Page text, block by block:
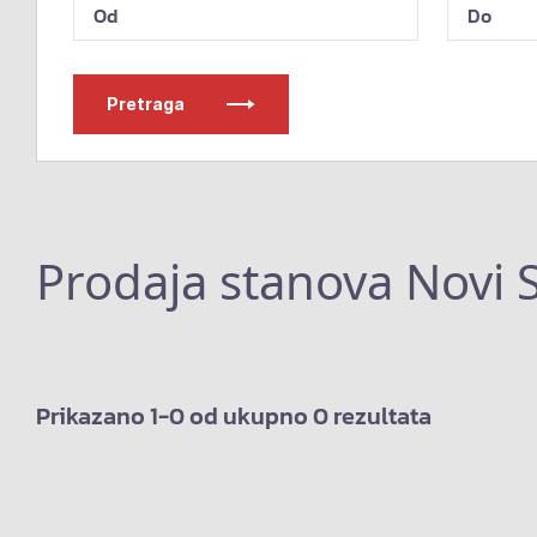
Pretraga
Prodaja stanova Novi
Prikazano 1-0 od ukupno 0 rezultata